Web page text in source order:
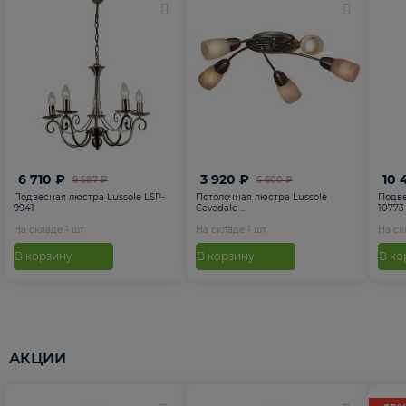
9 587 ₽
6 710 ₽
Подвесная люстра Lussole LSP-
9941
На складе 1 шт
В корзину
5 600 ₽
3 920 ₽
Потолочная люстра Lussole
Cevedale ...
На складе 1 шт
В корзину
10
10773
На
В
АКЦИИ